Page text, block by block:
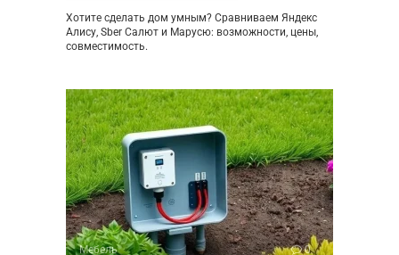
Хотите сделать дом умным? Сравниваем Яндекс
Алису, Sber Салют и Марусю: возможности, цены,
совместимость.
Мебель 0